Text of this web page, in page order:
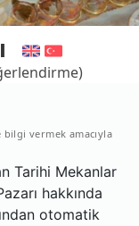
vermek amacıyla
Tarihi Mekanlar
hakkında
otomatik